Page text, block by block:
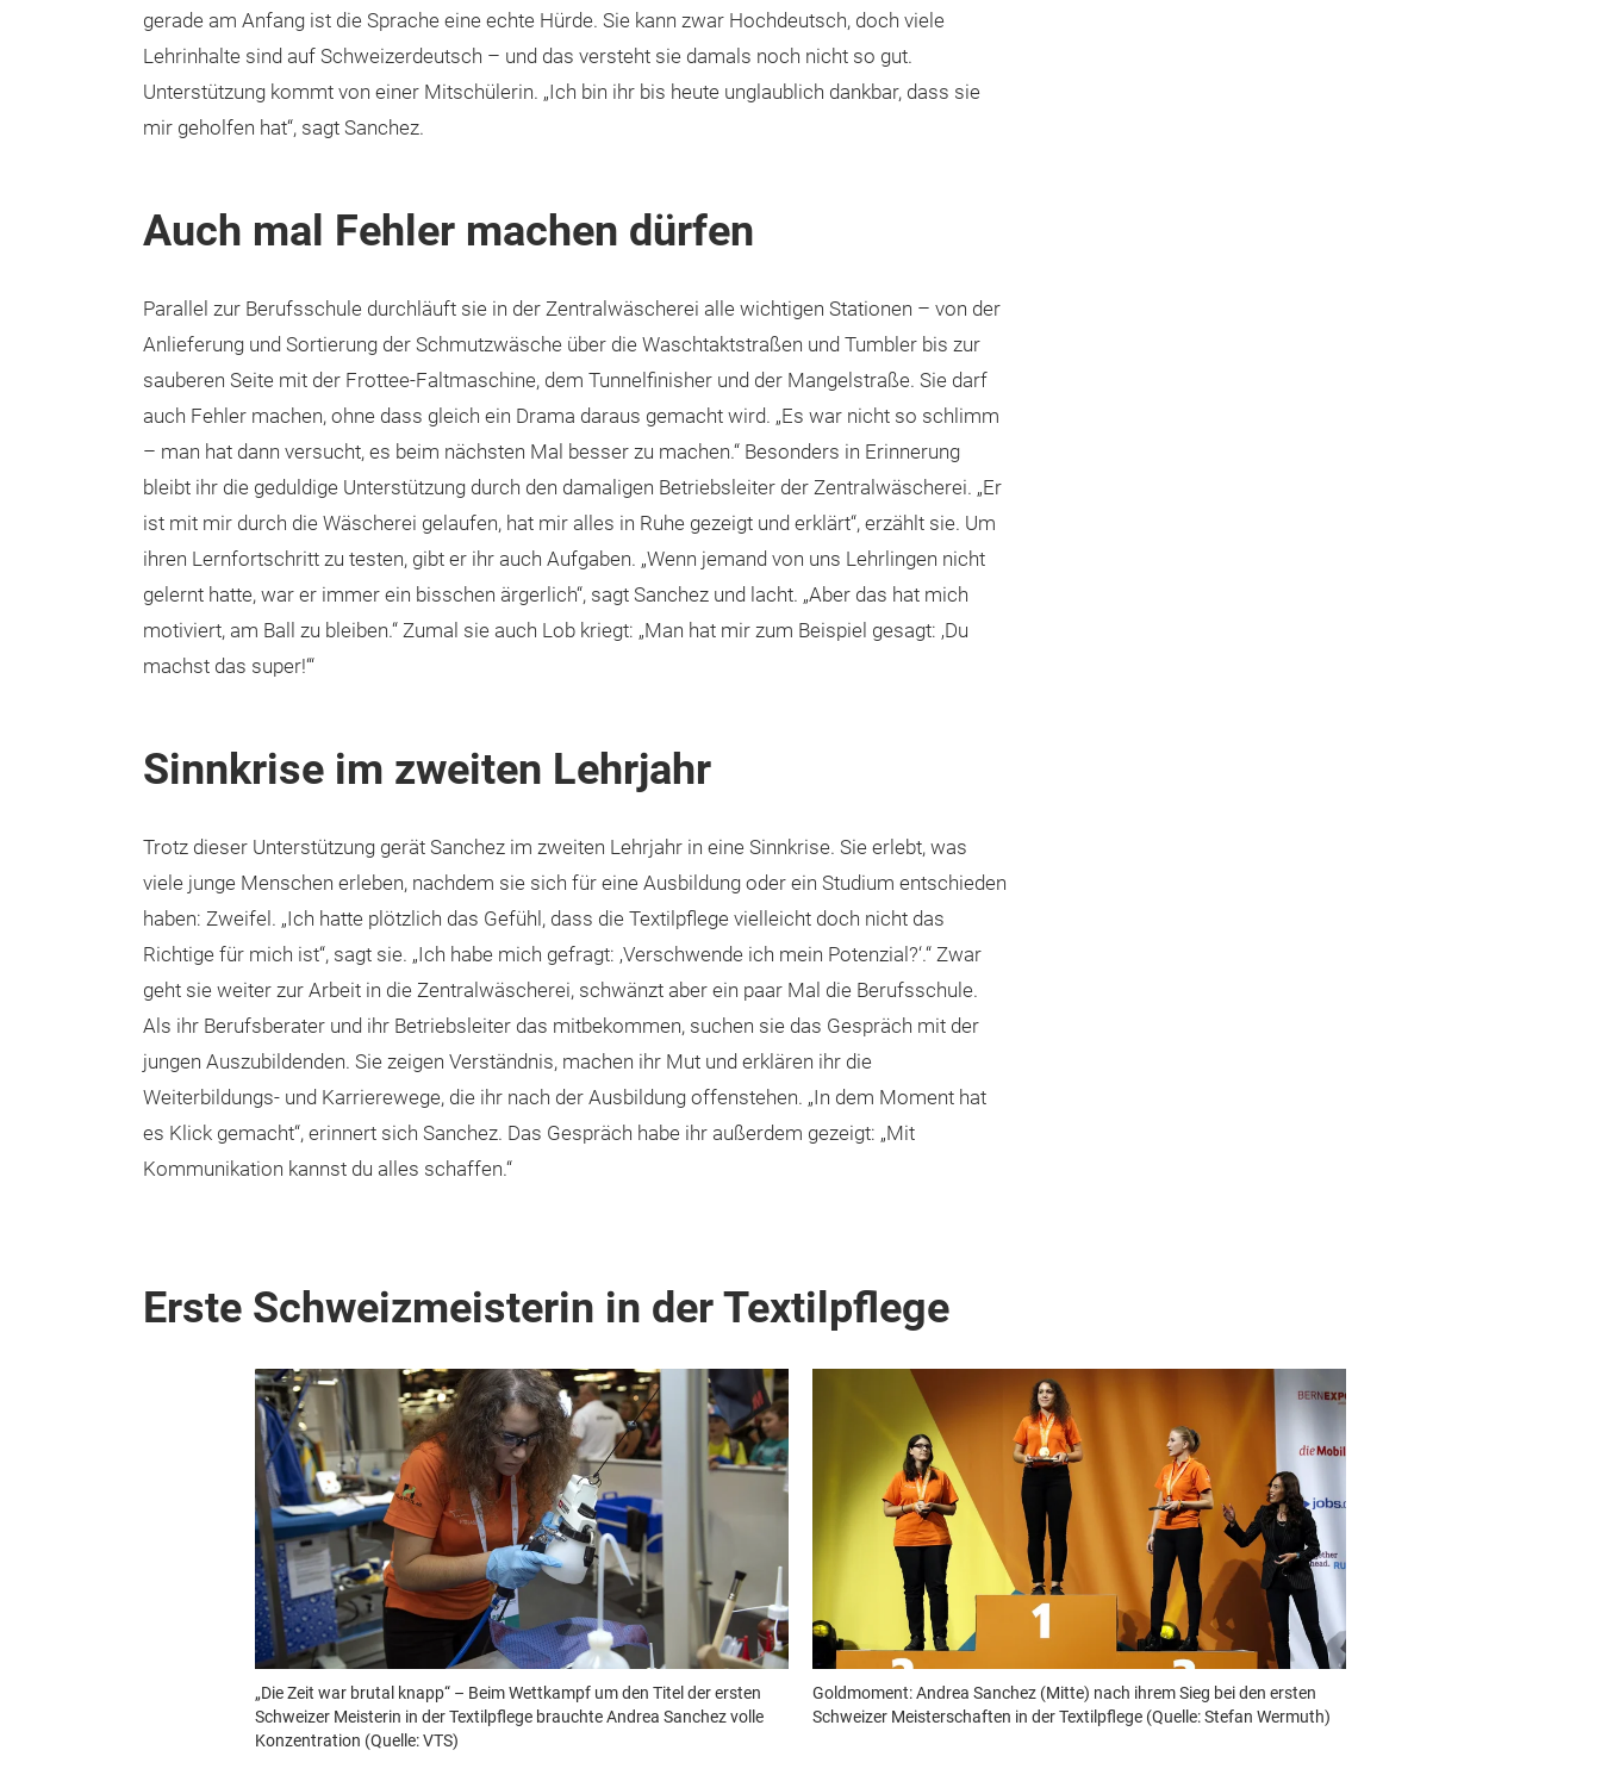
gerade am Anfang ist die Sprache eine echte Hürde. Sie kann zwar Hochdeutsch, doch viele
Lehrinhalte sind auf Schweizerdeutsch – und das versteht sie damals noch nicht so gut.
Unterstützung kommt von einer Mitschülerin. „Ich bin ihr bis heute unglaublich dankbar, dass sie
mir geholfen hat“, sagt Sanchez.
Auch mal Fehler machen dürfen
Parallel zur Berufsschule durchläuft sie in der Zentralwäscherei alle wichtigen Stationen – von der
Anlieferung und Sortierung der Schmutzwäsche über die Waschtaktstraßen und Tumbler bis zur
sauberen Seite mit der Frottee-Faltmaschine, dem Tunnelfinisher und der Mangelstraße. Sie darf
auch Fehler machen, ohne dass gleich ein Drama daraus gemacht wird. „Es war nicht so schlimm
– man hat dann versucht, es beim nächsten Mal besser zu machen.“ Besonders in Erinnerung
bleibt ihr die geduldige Unterstützung durch den damaligen Betriebsleiter der Zentralwäscherei. „Er
ist mit mir durch die Wäscherei gelaufen, hat mir alles in Ruhe gezeigt und erklärt“, erzählt sie. Um
ihren Lernfortschritt zu testen, gibt er ihr auch Aufgaben. „Wenn jemand von uns Lehrlingen nicht
gelernt hatte, war er immer ein bisschen ärgerlich“, sagt Sanchez und lacht. „Aber das hat mich
motiviert, am Ball zu bleiben.“ Zumal sie auch Lob kriegt: „Man hat mir zum Beispiel gesagt: ‚Du
machst das super!‘“
Sinnkrise im zweiten Lehrjahr
Trotz dieser Unterstützung gerät Sanchez im zweiten Lehrjahr in eine Sinnkrise. Sie erlebt, was
viele junge Menschen erleben, nachdem sie sich für eine Ausbildung oder ein Studium entschieden
haben: Zweifel. „Ich hatte plötzlich das Gefühl, dass die Textilpflege vielleicht doch nicht das
Richtige für mich ist“, sagt sie. „Ich habe mich gefragt: ‚Verschwende ich mein Potenzial?‘.“ Zwar
geht sie weiter zur Arbeit in die Zentralwäscherei, schwänzt aber ein paar Mal die Berufsschule.
Als ihr Berufsberater und ihr Betriebsleiter das mitbekommen, suchen sie das Gespräch mit der
jungen Auszubildenden. Sie zeigen Verständnis, machen ihr Mut und erklären ihr die
Weiterbildungs- und Karrierewege, die ihr nach der Ausbildung offenstehen. „In dem Moment hat
es Klick gemacht“, erinnert sich Sanchez. Das Gespräch habe ihr außerdem gezeigt: „Mit
Kommunikation kannst du alles schaffen.“
Erste Schweizmeisterin in der Textilpflege
„Die Zeit war brutal knapp“ – Beim Wettkampf um den Titel der ersten
Schweizer Meisterin in der Textilpflege brauchte Andrea Sanchez volle
Konzentration (Quelle: VTS)
Goldmoment: Andrea Sanchez (Mitte) nach ihrem Sieg bei den ersten
Schweizer Meisterschaften in der Textilpflege (Quelle: Stefan Wermuth)